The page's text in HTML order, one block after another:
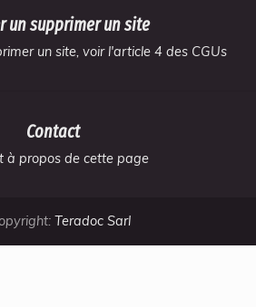
un supprimer un site
un site, voir l'article 4 des CGUs
Contact
à propos de cette page
Teradoc Sarl